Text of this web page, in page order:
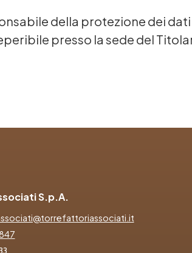
della protezione dei
presso la sede del
S.p.A.